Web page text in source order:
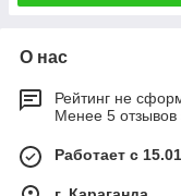
О нас
Рейтинг не
Менее 5 отзывов
Работает с